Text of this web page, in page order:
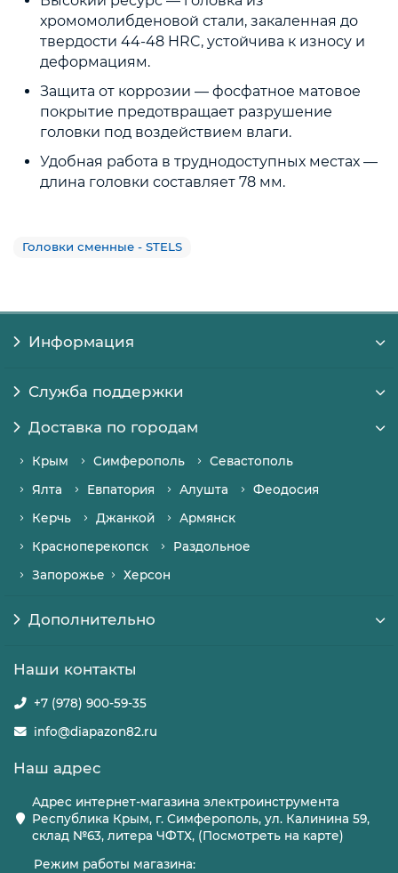
хромомолибденовой стали, закаленная до
твердости 44-48 HRC, устойчива к износу и
деформациям.
Защита от коррозии — фосфатное матовое
покрытие предотвращает разрушение
головки под воздействием влаги.
Удобная работа в труднодоступных местах —
длина головки составляет 78 мм.
Головки сменные - STELS
Информация
Служба поддержки
Доставка по городам
Крым Симферополь
Севастополь
Ялта
Евпатория Алушта
Феодосия
Керчь
Джанкой
Армянск
Красноперекопск
Раздольное
Запорожье
Херсон
Дополнительно
Наши контакты
+7 (978) 900-59-35
info@diapazon82.ru
Наш адрес
Адрес интернет-магазина электроинструмента
Республика Крым, г. Симферополь, ул. Калинина 59,
склад №63, литера ЧФТХ, (Посмотреть на карте)
Режим работы магазина: